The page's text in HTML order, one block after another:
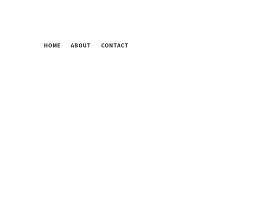
HOME ABOUT CONTACT